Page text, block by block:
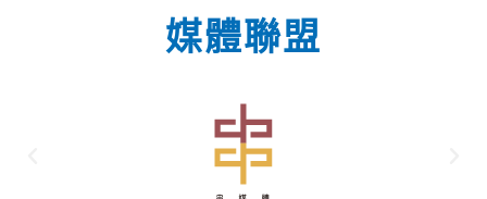
媒體聯盟